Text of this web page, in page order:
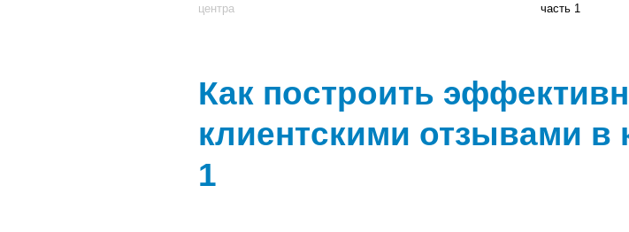
часть 1
Как построить
клиентскими отзывами в
1